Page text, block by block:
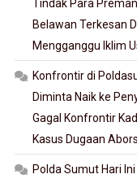
Tindak Para
Belawan Terkesan
Mengganggu Iklim
Konfrontir di
Diminta Naik ke
Gagal Konfrontir
Kasus Dugaan
Polda Sumut Hari